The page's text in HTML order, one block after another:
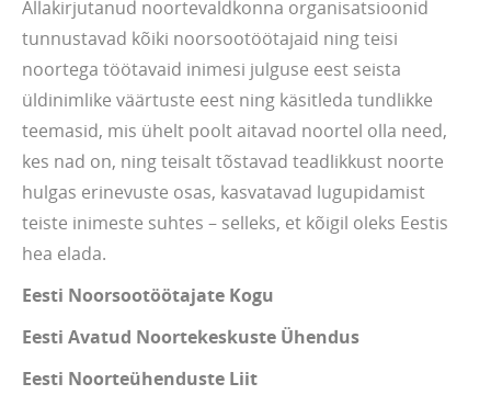
Allakirjutanud noortevaldkonna organisatsioonid
tunnustavad kõiki noorsootöötajaid ning teisi
noortega töötavaid inimesi julguse eest seista
üldinimlike väärtuste eest ning käsitleda tundlikke
teemasid, mis ühelt poolt aitavad noortel olla need,
kes nad on, ning teisalt tõstavad teadlikkust noorte
hulgas erinevuste osas, kasvatavad lugupidamist
teiste inimeste suhtes – selleks, et kõigil oleks Eestis
hea elada.
Eesti Noorsootöötajate Kogu
Eesti Avatud Noortekeskuste Ühendus
Eesti Noorteühenduste Liit